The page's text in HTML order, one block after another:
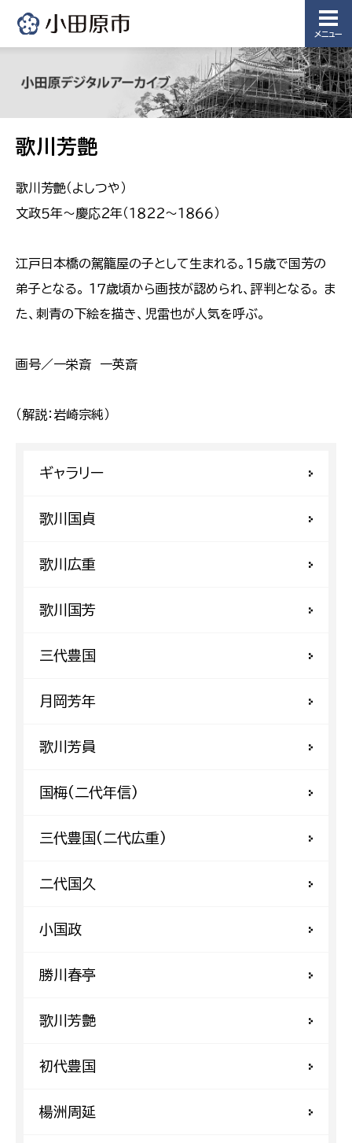
メニュー
歌川芳艶
歌川芳艶（よしつや）
文政５年〜慶応２年（１８２２〜１８６６）
江戸日本橋の駕籠屋の子として生まれる。１５歳で国芳の
弟子となる。 １７歳頃から画技が認められ、評判となる。 ま
た、刺青の下絵を描き、児雷也が人気を呼ぶ。
画号／一栄斎 一英斎
（解説：岩崎宗純）
ギャラリー
歌川国貞
歌川広重
歌川国芳
三代豊国
月岡芳年
歌川芳員
国梅(二代年信)
三代豊国(二代広重)
二代国久
小国政
勝川春亭
歌川芳艶
初代豊国
楊洲周延